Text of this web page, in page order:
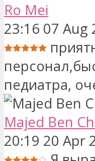
Ro Mei
23:16 07 Aug
педиатра,
Majed Ben
20:19 20 Apr